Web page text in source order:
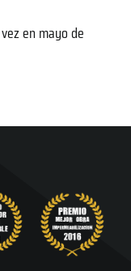
en mayo de